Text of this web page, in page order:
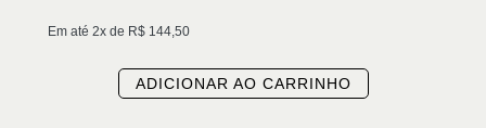
Em até 2x de R$ 144,50
ADICIONAR AO CARRINHO